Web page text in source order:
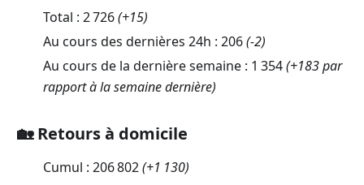
Total : 2 726(+15)
Au cours des dernières 24h : 206(-2)
Au cours de la dernière semaine : 1 354(+183 par
rapport à la semaine dernière)
🏡 Retours à domicile
Cumul : 206 802(+1 130)